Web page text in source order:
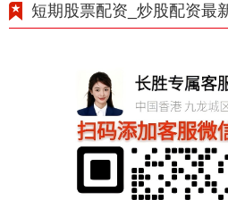
短期股票配资_炒股配资最